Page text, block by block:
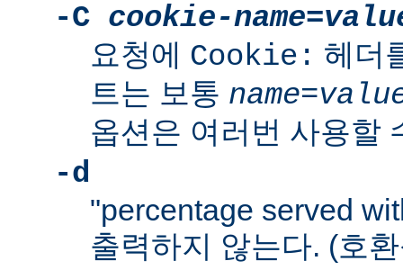
-C cookie-name=
요청에 Cookie: 헤더
트는 보통 name=
옵션은 여러번 사용할
-d
"percentage served
출력하지 않는다. (호